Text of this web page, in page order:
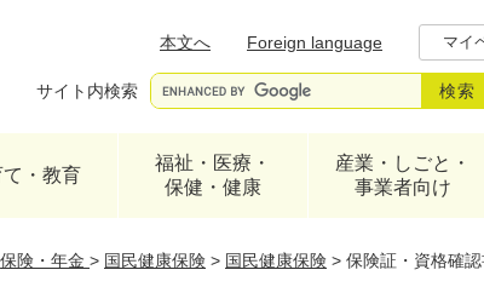
本文へ
Foreign language マイ
サイト内検索
・教育
福祉・医療・
保健・健康
産業・しごと・
事業者向け
保険・年金 > 国民健康保険 > 国民健康保険 > 保険証・資格確